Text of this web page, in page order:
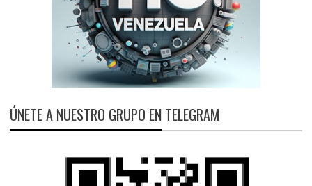
ÚNETE A NUESTRO GRUPO EN TELEGRAM